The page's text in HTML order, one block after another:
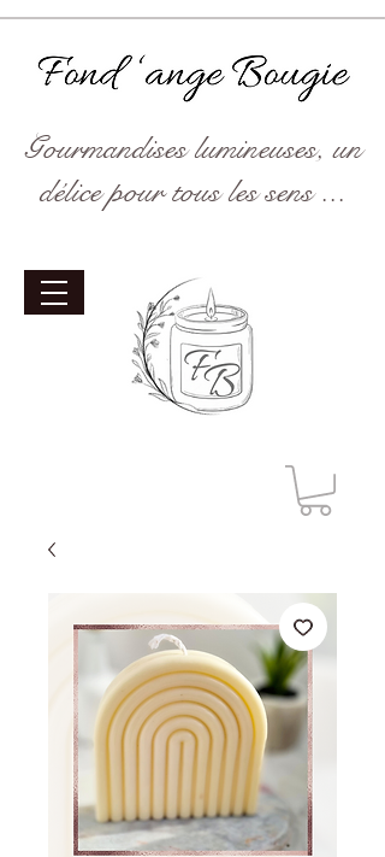
Gourmandises lumineuses, un
délice pour tous les sens ...